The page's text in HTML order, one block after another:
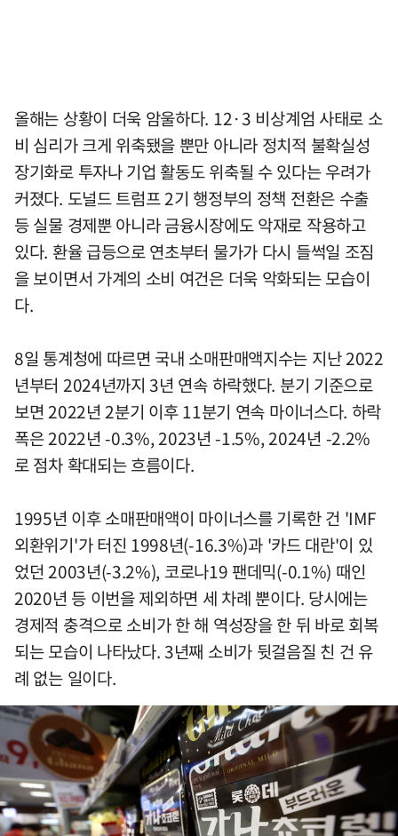
올해는 상황이 더욱 암울하다. 12·3 비상계엄 사태로 소
비 심리가 크게 위축됐을 뿐만 아니라 정치적 불확실성
장기화로 투자나 기업 활동도 위축될 수 있다는 우려가
커졌다. 도널드 트럼프 2기 행정부의 정책 전환은 수출
등 실물 경제뿐 아니라 금융시장에도 악재로 작용하고
있다. 환율 급등으로 연초부터 물가가 다시 들썩일 조짐
을 보이면서 가계의 소비 여건은 더욱 악화되는 모습이
다.
8일 통계청에 따르면 국내 소매판매액지수는 지난 2022
년부터 2024년까지 3년 연속 하락했다. 분기 기준으로
보면 2022년 2분기 이후 11분기 연속 마이너스다. 하락
폭은 2022년 -0.3%, 2023년 -1.5%, 2024년 -2.2%
로 점차 확대되는 흐름이다.
1995년 이후 소매판매액이 마이너스를 기록한 건 'IMF
외환위기'가 터진 1998년(-16.3%)과 '카드 대란'이 있
었던 2003년(-3.2%), 코로나19 팬데믹(-0.1%) 때인
2020년 등 이번을 제외하면 세 차례 뿐이다. 당시에는
경제적 충격으로 소비가 한 해 역성장을 한 뒤 바로 회복
되는 모습이 나타났다. 3년째 소비가 뒷걸음질 친 건 유
례 없는 일이다.